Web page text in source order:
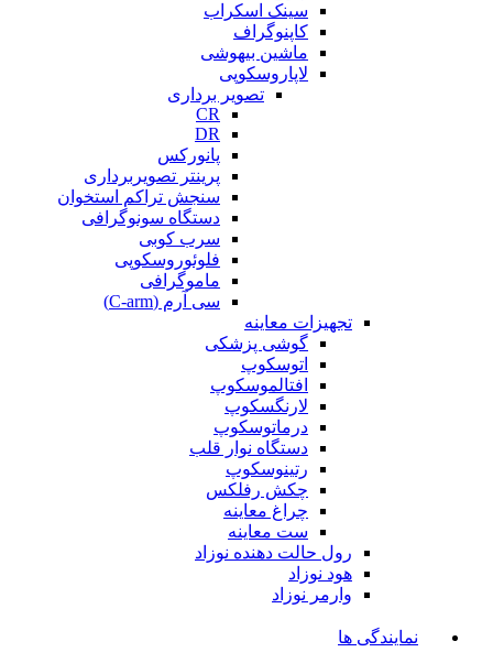
سینک اسکراب
کاپنوگراف
ماشین بیهوشی
لاپاروسکوپی
تصویر برداری
CR
DR
پانورکس
پرینتر تصویربرداری
سنجش تراکم استخوان
دستگاه سونوگرافی
سرب کوبی
فلوئوروسکوپی
ماموگرافی
سی آرم (C-arm)
تجهیزات معاینه
گوشی پزشکی
اتوسکوپ
افتالموسکوپ
لارنگسکوپ
درماتوسکوپ
دستگاه نوار قلب
رتینوسکوپ
چکش رفلکس
چراغ معاینه
ست معاینه
رول حالت دهنده نوزاد
هود نوزاد
وارمر نوزاد
نمایندگی ها